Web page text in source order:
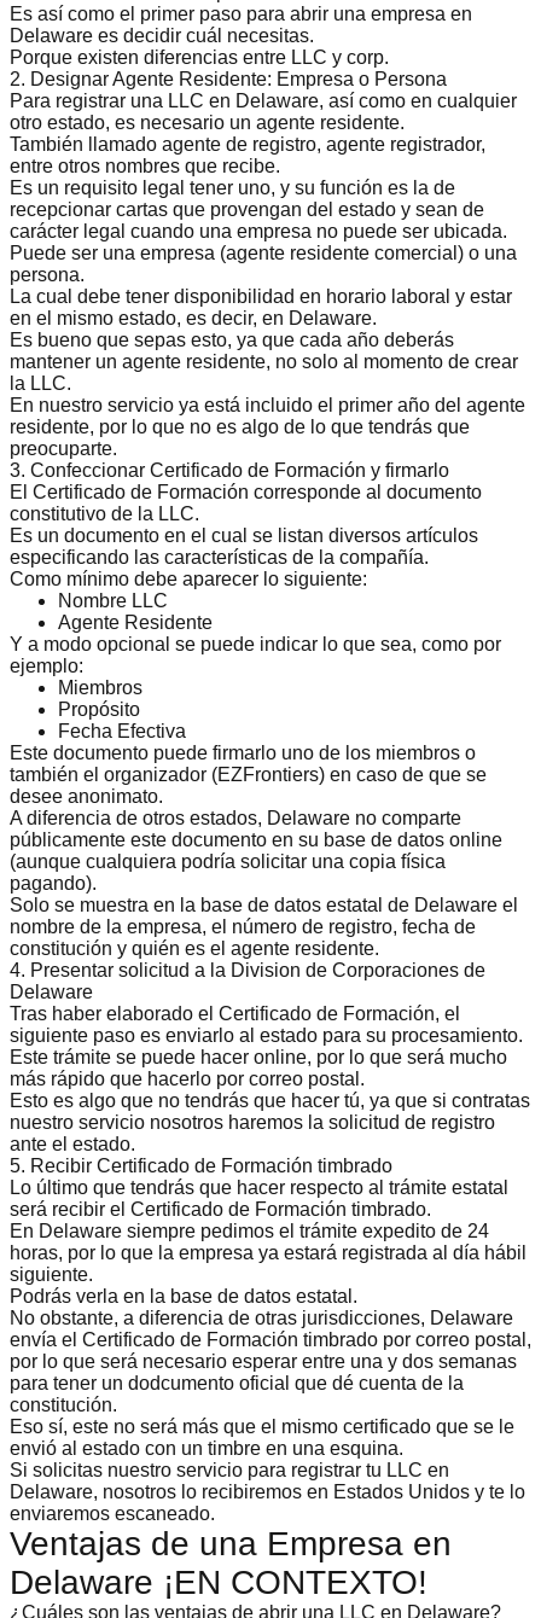
Es así como el primer paso para abrir una empresa en
Delaware es decidir cuál necesitas.
Porque existen diferencias entre LLC y corp.
2. Designar Agente Residente: Empresa o Persona
Para registrar una LLC en Delaware, así como en cualquier
otro estado, es necesario un agente residente.
También llamado agente de registro, agente registrador,
entre otros nombres que recibe.
Es un requisito legal tener uno, y su función es la de
recepcionar cartas que provengan del estado y sean de
carácter legal cuando una empresa no puede ser ubicada.
Puede ser una empresa (agente residente comercial) o una
persona.
La cual debe tener disponibilidad en horario laboral y estar
en el mismo estado, es decir, en Delaware.
Es bueno que sepas esto, ya que cada año deberás
mantener un agente residente, no solo al momento de crear
la LLC.
En nuestro servicio ya está incluido el primer año del agente
residente, por lo que no es algo de lo que tendrás que
preocuparte.
3. Confeccionar Certificado de Formación y firmarlo
El Certificado de Formación corresponde al documento
constitutivo de la LLC.
Es un documento en el cual se listan diversos artículos
especificando las características de la compañía.
Como mínimo debe aparecer lo siguiente:
Nombre LLC
Agente Residente
Y a modo opcional se puede indicar lo que sea, como por
ejemplo:
Miembros
Propósito
Fecha Efectiva
Este documento puede firmarlo uno de los miembros o
también el organizador (EZFrontiers) en caso de que se
desee anonimato.
A diferencia de otros estados, Delaware no comparte
públicamente este documento en su base de datos online
(aunque cualquiera podría solicitar una copia física
pagando).
Solo se muestra en la base de datos estatal de Delaware el
nombre de la empresa, el número de registro, fecha de
constitución y quién es el agente residente.
4. Presentar solicitud a la Division de Corporaciones de
Delaware
Tras haber elaborado el Certificado de Formación, el
siguiente paso es enviarlo al estado para su procesamiento.
Este trámite se puede hacer online, por lo que será mucho
más rápido que hacerlo por correo postal.
Esto es algo que no tendrás que hacer tú, ya que si contratas
nuestro servicio nosotros haremos la solicitud de registro
ante el estado.
5. Recibir Certificado de Formación timbrado
Lo último que tendrás que hacer respecto al trámite estatal
será recibir el Certificado de Formación timbrado.
En Delaware siempre pedimos el trámite expedito de 24
horas, por lo que la empresa ya estará registrada al día hábil
siguiente.
Podrás verla en la base de datos estatal.
No obstante, a diferencia de otras jurisdicciones, Delaware
envía el Certificado de Formación timbrado por correo postal,
por lo que será necesario esperar entre una y dos semanas
para tener un dodcumento oficial que dé cuenta de la
constitución.
Eso sí, este no será más que el mismo certificado que se le
envió al estado con un timbre en una esquina.
Si solicitas nuestro servicio para registrar tu LLC en
Delaware, nosotros lo recibiremos en Estados Unidos y te lo
enviaremos escaneado.
Ventajas de una Empresa en
Delaware ¡EN CONTEXTO!
¿Cuáles son las ventajas de abrir una LLC en Delaware?